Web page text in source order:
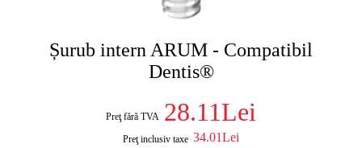
Șurub intern ARUM - Compatibil
Dentis®
Preţ fără TVA 28.11Lei
Preţ inclusiv taxe 34.01Lei